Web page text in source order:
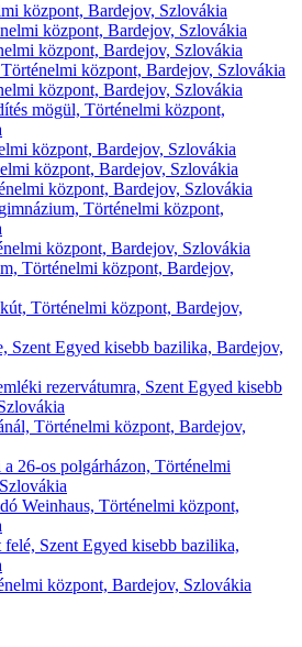
központ, Bardejov, Szlovákia
központ, Bardejov, Szlovákia
központ, Bardejov, Szlovákia
Történelmi központ, Bardejov, Szlovákia
központ, Bardejov, Szlovákia
mögül, Történelmi központ,
központ, Bardejov, Szlovákia
központ, Bardejov, Szlovákia
központ, Bardejov, Szlovákia
Történelmi központ,
központ, Bardejov, Szlovákia
Történelmi központ, Bardejov,
Történelmi központ, Bardejov,
Szent Egyed kisebb bazilika, Bardejov,
rezervátumra, Szent Egyed kisebb
Történelmi központ, Bardejov,
26-os polgárházon, Történelmi
Weinhaus, Történelmi központ,
Szent Egyed kisebb bazilika,
központ, Bardejov, Szlovákia